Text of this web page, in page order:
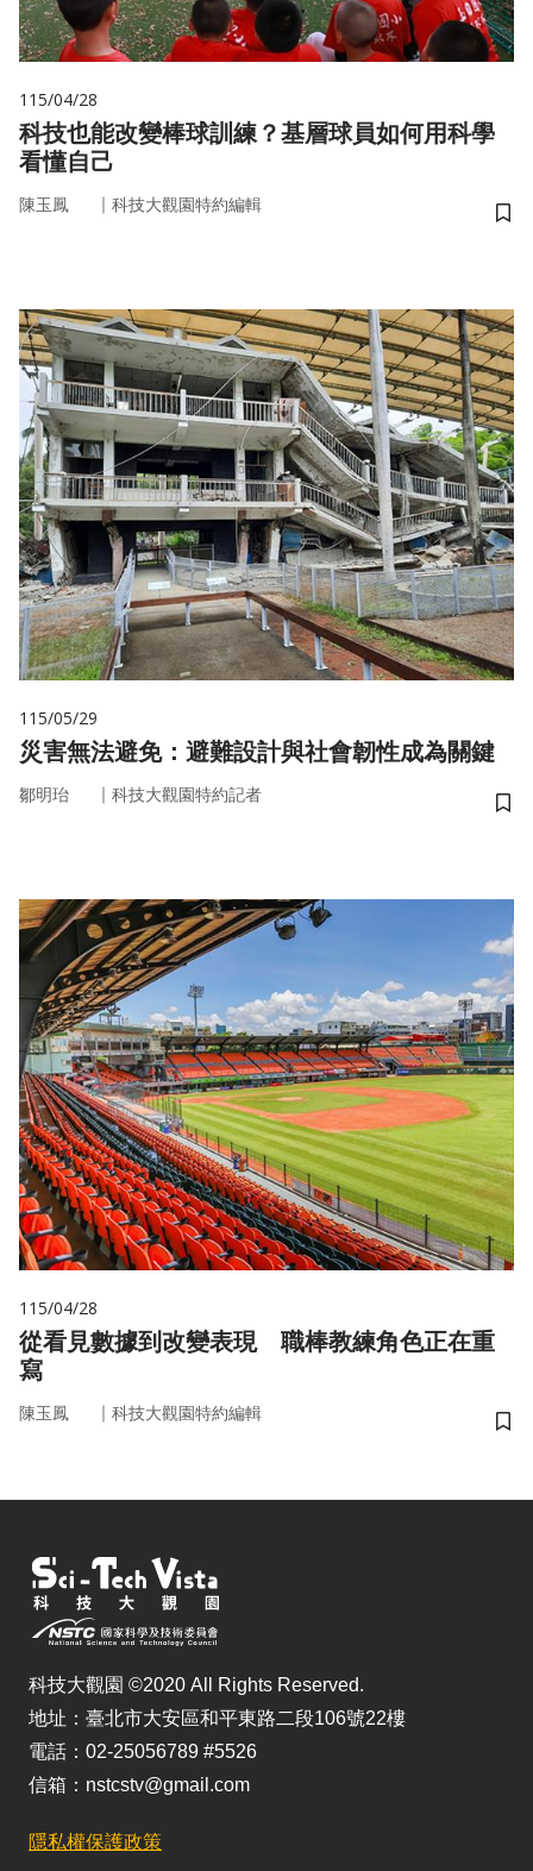
115/04/28
科技也能改變棒球訓練？基層球員如何用科學
看懂自己
陳玉鳳 ｜ 科技大觀園特約編輯
儲
115/05/29
災害無法避免：避難設計與社會韌性成為關鍵
鄒明珆 ｜ 科技大觀園特約記者
儲
115/04/28
從看見數據到改變表現 職棒教練角色正在重
寫
陳玉鳳 ｜ 科技大觀園特約編輯
儲
科技大觀園 ©2020 All Rights Reserved.
地址：臺北市大安區和平東路二段106號22樓
電話：02-25056789 #5526
信箱：nstcstv@gmail.com
隱私權保護政策